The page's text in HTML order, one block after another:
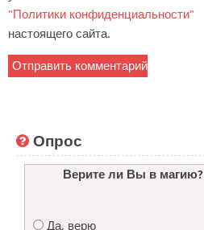
"Политики конфиденциальности"
настоящего сайта.
Опрос
Верите ли Вы в магию?
Да, верю